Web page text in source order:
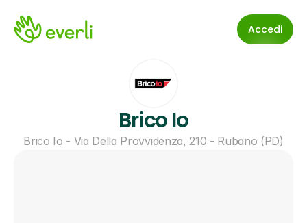
Accedi
Brico Io
Brico Io - Via Della Provvidenza, 210 - Rubano (PD)